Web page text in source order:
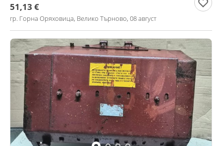
51,13 €
гр. Горна Оряховица, Велико Търново, 08 август